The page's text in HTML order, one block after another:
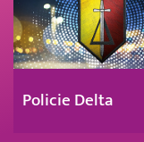
Policie Delta